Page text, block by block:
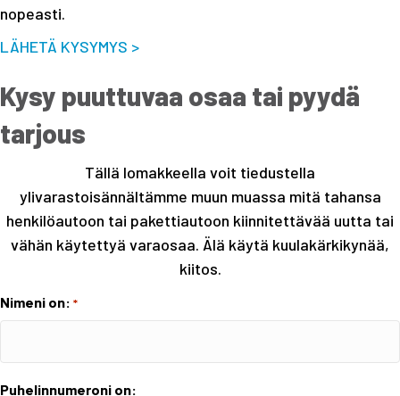
nopeasti.
LÄHETÄ KYSYMYS >
Kysy puuttuvaa osaa tai pyydä
tarjous
Tällä lomakkeella voit tiedustella
ylivarastoisännältämme muun muassa mitä tahansa
henkilöautoon tai pakettiautoon kiinnitettävää uutta tai
vähän käytettyä varaosaa. Älä käytä kuulakärkikynää,
kiitos.
Nimeni on: *
Puhelinnumeroni on: